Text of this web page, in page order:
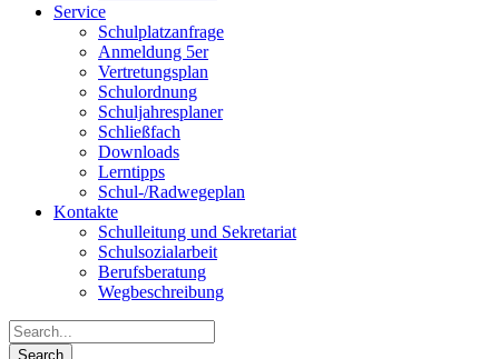
Service
Schulplatzanfrage
Anmeldung 5er
Vertretungsplan
Schulordnung
Schuljahresplaner
Schließfach
Downloads
Lerntipps
Schul-/Radwegeplan
Kontakte
Schulleitung und Sekretariat
Schulsozialarbeit
Berufsberatung
Wegbeschreibung